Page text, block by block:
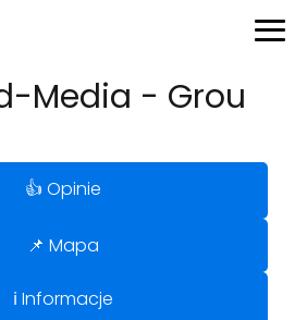
Media - Grou
👍 Opinie
📌 Mapa
ℹ️ Informacje